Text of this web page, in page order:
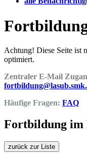
Achtung! Diese Seite ist
optimiert.
Zentraler E-Mail
Häufige Fragen: FAQ
Fortbildung im
zurück zur Liste